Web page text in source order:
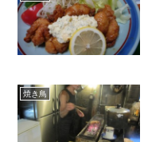
焼き鳥